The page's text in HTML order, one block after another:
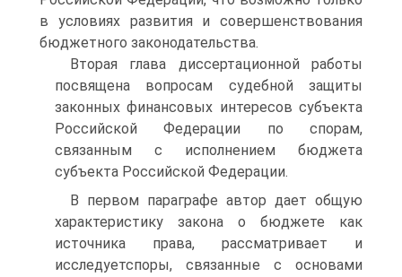
в условиях развития и совершенствования
бюджетного законодательства.
Вторая глава диссертационной работы
посвящена вопросам судебной защиты
законных финансовых интересов субъекта
Российской Федерации по спорам,
связанным с исполнением бюджета
субъекта Российской Федерации.
В первом параграфе автор дает общую
характеристику закона о бюджете как
источника права, рассматривает и
исследуетспоры, связанные с основами